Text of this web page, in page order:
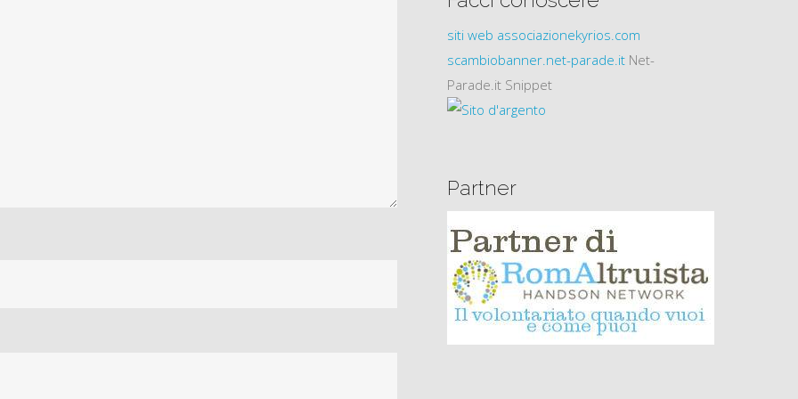
siti web associazionekyrios.com
scambiobanner.net-parade.itNet-
Parade.it Snippet
Partner